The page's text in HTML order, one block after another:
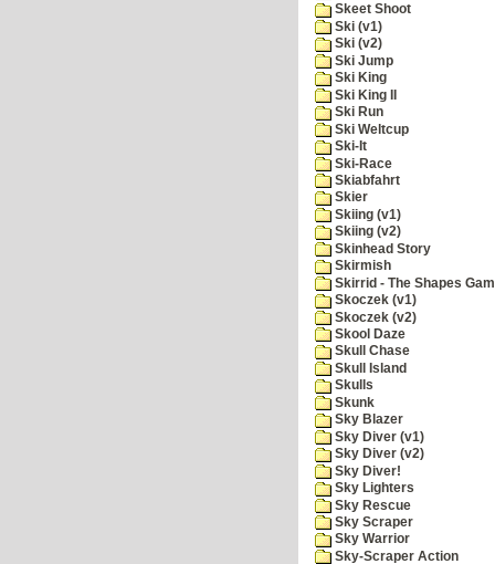
Skeet Shoot
Ski (v1)
Ski (v2)
Ski Jump
Ski King
Ski King II
Ski Run
Ski Weltcup
Ski-It
Ski-Race
Skiabfahrt
Skier
Skiing (v1)
Skiing (v2)
Skinhead Story
Skirmish
Skirrid - The Shapes
Skoczek (v1)
Skoczek (v2)
Skool Daze
Skull Chase
Skull Island
Skulls
Skunk
Sky Blazer
Sky Diver (v1)
Sky Diver (v2)
Sky Diver!
Sky Lighters
Sky Rescue
Sky Scraper
Sky Warrior
Sky-Scraper Action